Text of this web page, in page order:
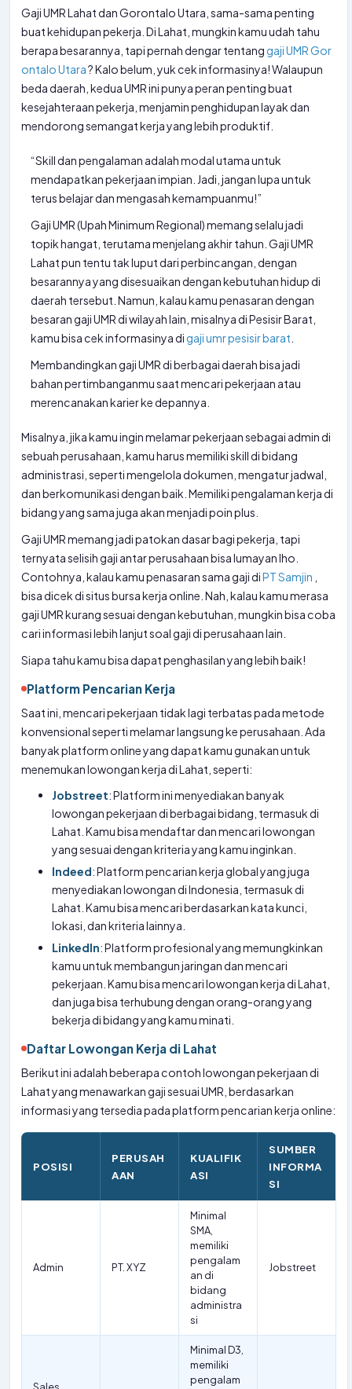
Gaji UMR Lahat dan Gorontalo Utara, sama-sama penting
buat kehidupan pekerja. Di Lahat, mungkin kamu udah tahu
berapa besarannya, tapi pernah dengar tentang gaji UMR Gor
ontalo Utara? Kalo belum, yuk cek informasinya! Walaupun
beda daerah, kedua UMR ini punya peran penting buat
kesejahteraan pekerja, menjamin penghidupan layak dan
mendorong semangat kerja yang lebih produktif.
“Skill dan pengalaman adalah modal utama untuk
mendapatkan pekerjaan impian. Jadi, jangan lupa untuk
terus belajar dan mengasah kemampuanmu!”
Gaji UMR (Upah Minimum Regional) memang selalu jadi
topik hangat, terutama menjelang akhir tahun. Gaji UMR
Lahat pun tentu tak luput dari perbincangan, dengan
besarannya yang disesuaikan dengan kebutuhan hidup di
daerah tersebut. Namun, kalau kamu penasaran dengan
besaran gaji UMR di wilayah lain, misalnya di Pesisir Barat,
kamu bisa cek informasinya di gaji umr pesisir barat
Membandingkan gaji UMR di berbagai daerah bisa jadi
bahan pertimbanganmu saat mencari pekerjaan atau
merencanakan karier ke depannya.
Misalnya, jika kamu ingin melamar pekerjaan sebagai admin di
sebuah perusahaan, kamu harus memiliki skill di bidang
administrasi, seperti mengelola dokumen, mengatur jadwal,
dan berkomunikasi dengan baik. Memiliki pengalaman kerja di
bidang yang sama juga akan menjadi poin plus.
Gaji UMR memang jadi patokan dasar bagi pekerja, tapi
ternyata selisih gaji antar perusahaan bisa lumayan lho.
Contohnya, kalau kamu penasaran sama gaji diPT Samjin
bisa dicek di situs bursa kerja online. Nah, kalau kamu merasa
gaji UMR kurang sesuai dengan kebutuhan, mungkin bisa coba
cari informasi lebih lanjut soal gaji di perusahaan lain.
Siapa tahu kamu bisa dapat penghasilan yang lebih baik!
Platform Pencarian Kerja
Saat ini, mencari pekerjaan tidak lagi terbatas pada metode
konvensional seperti melamar langsung ke perusahaan. Ada
banyak platform online yang dapat kamu gunakan untuk
menemukan lowongan kerja di Lahat, seperti:
Jobstreet: Platform ini menyediakan banyak
lowongan pekerjaan di berbagai bidang, termasuk di
Lahat. Kamu bisa mendaftar dan mencari lowongan
yang sesuai dengan kriteria yang kamu inginkan.
Indeed: Platform pencarian kerja global yang juga
menyediakan lowongan di Indonesia, termasuk di
Lahat. Kamu bisa mencari berdasarkan kata kunci,
lokasi, dan kriteria lainnya.
LinkedIn: Platform profesional yang memungkinkan
kamu untuk membangun jaringan dan mencari
pekerjaan. Kamu bisa mencari lowongan kerja di Lahat,
dan juga bisa terhubung dengan orang-orang yang
bekerja di bidang yang kamu minati.
Daftar Lowongan Kerja di Lahat
Berikut ini adalah beberapa contoh lowongan pekerjaan di
Lahat yang menawarkan gaji sesuai UMR, berdasarkan
informasi yang tersedia pada platform pencarian kerja online:
POSISI
PERUSAH
AAN
KUALIFIK
ASI
SUMBER
INFORMA
SI
Admin PT. XYZ
Minimal
SMA,
memiliki
pengalam
an di
bidang
administra
si
Jobstreet
Minimal D3,
memiliki
pengalam